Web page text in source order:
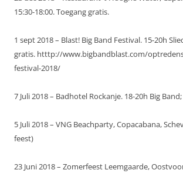
15:30-18:00. Toegang gratis.
1 sept 2018 – Blast! Big Band Festival. 15-20h
gratis. htttp://www.bigbandblast.com/
festival-2018/
7 Juli 2018 – Badhotel Rockanje. 18-20h Big
5 Juli 2018 – VNG Beachparty, Copacabana,
feest)
23 Juni 2018 – Zomerfeest Leemgaarde,